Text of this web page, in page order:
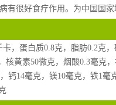
很好食疗作用。为中国国家
，蛋白质0.8克，脂肪0.2克
核黄素50微克，烟酸0.3毫克
钙14毫克，镁10毫克，铁1毫